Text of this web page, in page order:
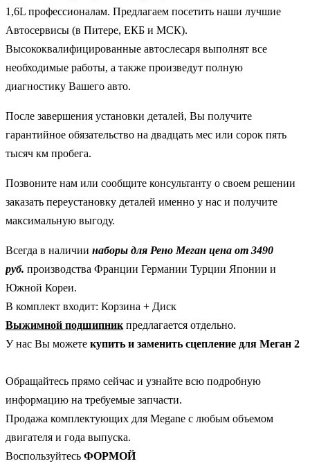
1,6L профессионалам. Предлагаем посетить наши лучшие
Автосервисы (в Питере, ЕКБ и МСК).
Высококвалифицированные автослесаря выполнят все
необходимые работы, а также произведут полную
диагностику Вашего авто.
После завершения установки деталей, Вы получите
гарантийное обязательство на двадцать мес или сорок пять
тысяч км пробега.
Позвоните нам или сообщите консультанту о своем решении
заказать переустановку деталей именно у нас и получите
максимальную выгоду.
Всегда в наличии наборы для Рено Меган цена от 3490
руб. производства Франции Германии Турции Японии и
Южной Кореи.
В комплект входит: Корзина + Диск
Выжимной подшипник предлагается отдельно.
У нас Вы можете купить и заменить сцепление для Меган 2
Обращайтесь прямо сейчас и узнайте всю подробную
информацию на требуемые запчасти.
Продажа комплектующих для Megane с любым объемом
двигателя и года выпуска.
Воспользуйтесь ФОРМОЙ